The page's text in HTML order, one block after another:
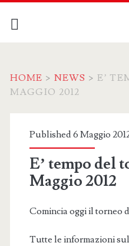
HOME > NEWS > E’
MAGGIO 2012
Published 6 Maggio
E’ tempo del
Maggio 2012
Comincia oggi il torneo
Tutte le informazioni